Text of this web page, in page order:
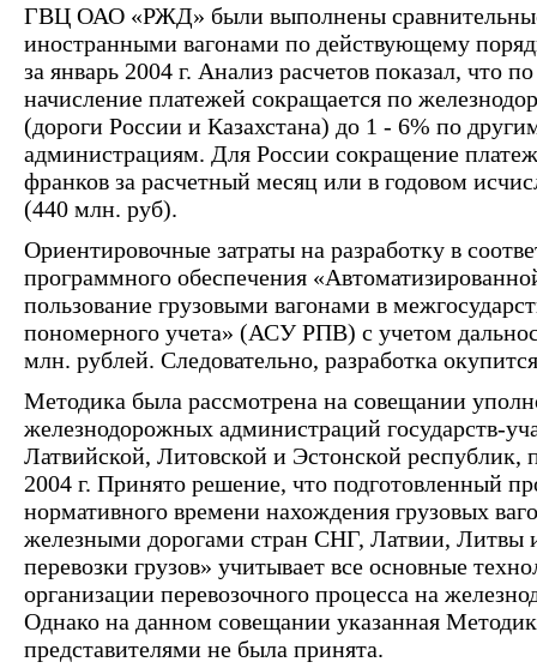
ГВЦ ОАО «РЖД» были выполнены сравнительные
иностранными вагонами по действующему
за январь 2004 г. Анализ расчетов показал, что
начисление платежей сокращается по
(дороги России и Казахстана) до 1 - 6% по
администрациям. Для России сокращение
франков за расчетный месяц или в годовом
(440 млн. руб).
Ориентировочные затраты на разработку в
программного обеспечения
пользование грузовыми вагонами в
пономерного учета» (АСУ РПВ) с учетом
млн. рублей. Следовательно, разработка
Методика была рассмотрена на совещании
железнодорожных администраций государств-
Латвийской, Литовской и Эстонской
2004 г. Принято решение, что подготовленный
нормативного времени нахождения грузовых
железными дорогами стран СНГ, Латвии, Литвы
перевозки грузов» учитывает все основные
организации перевозочного процесса на
Однако на данном совещании указанная
представителями не была принята.